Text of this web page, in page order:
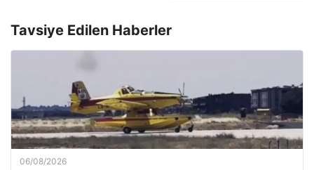
Tavsiye Edilen Haberler
06/08/2026